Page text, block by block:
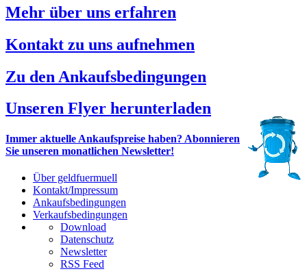
Mehr über uns erfahren
Kontakt zu uns aufnehmen
Zu den Ankaufsbedingungen
Unseren Flyer herunterladen
Immer aktuelle Ankaufspreise haben? Abonnieren
Sie unseren monatlichen Newsletter!
Über geldfuermuell
Kontakt/Impressum
Ankaufsbedingungen
Verkaufsbedingungen
Download
Datenschutz
Newsletter
RSS Feed